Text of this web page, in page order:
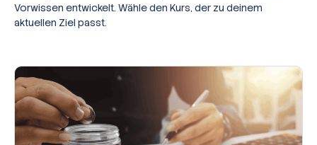
Vorwissen entwickelt. Wähle den Kurs, der zu deinem
aktuellen Ziel passt.